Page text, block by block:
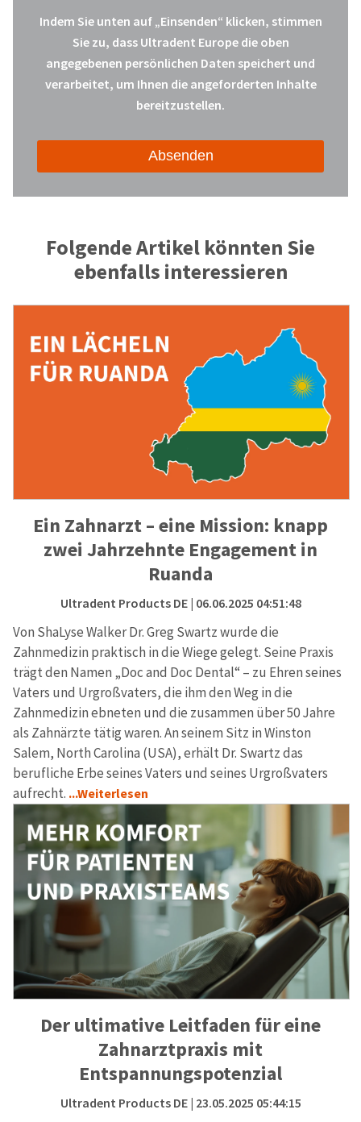
Indem Sie unten auf „Einsenden“ klicken, stimmen
Sie zu, dass Ultradent Europe die oben
angegebenen persönlichen Daten speichert und
verarbeitet, um Ihnen die angeforderten Inhalte
bereitzustellen.
Folgende Artikel könnten Sie
ebenfalls interessieren
Ein Zahnarzt – eine Mission: knapp
zwei Jahrzehnte Engagement in
Ruanda
Ultradent Products DE| 06.06.2025 04:51:48
Von ShaLyse Walker Dr. Greg Swartz wurde die
Zahnmedizin praktisch in die Wiege gelegt. Seine Praxis
trägt den Namen „Doc and Doc Dental“ – zu Ehren seines
Vaters und Urgroßvaters, die ihm den Weg in die
Zahnmedizin ebneten und die zusammen über 50 Jahre
als Zahnärzte tätig waren. An seinem Sitz in Winston
Salem, North Carolina (USA), erhält Dr. Swartz das
berufliche Erbe seines Vaters und seines Urgroßvaters
aufrecht. ...Weiterlesen
Der ultimative Leitfaden für eine
Zahnarztpraxis mit
Entspannungspotenzial
Ultradent Products DE| 23.05.2025 05:44:15